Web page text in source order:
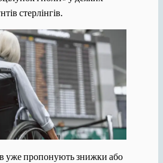
стерлінгів.
уже пропонують знижки або